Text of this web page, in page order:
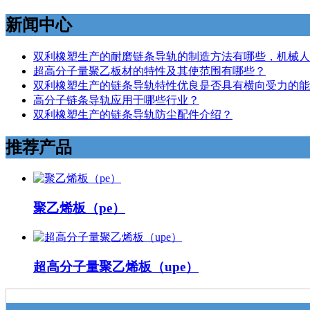
新闻中心
双利橡塑生产的耐磨链条导轨的制造方法有哪些，机械
超高分子量聚乙板材的特性及其使范围有哪些？
双利橡塑生产的链条导轨特性优良是否具有横向受力的能
高分子链条导轨应用于哪些行业？
双利橡塑生产的链条导轨防尘配件介绍？
推荐产品
聚乙烯板（pe）
超高分子量聚乙烯板（upe）